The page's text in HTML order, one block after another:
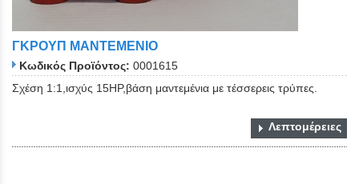
ΓΚΡΟΥΠ ΜΑΝΤΕΜΕΝΙΟ
Κωδικός Προϊόντος: 0001615
Σχέση 1:1,ισχύς 15HP,βάση μαντεμένια με τέσσερεις τρύπες.
Λεπτομέρειες